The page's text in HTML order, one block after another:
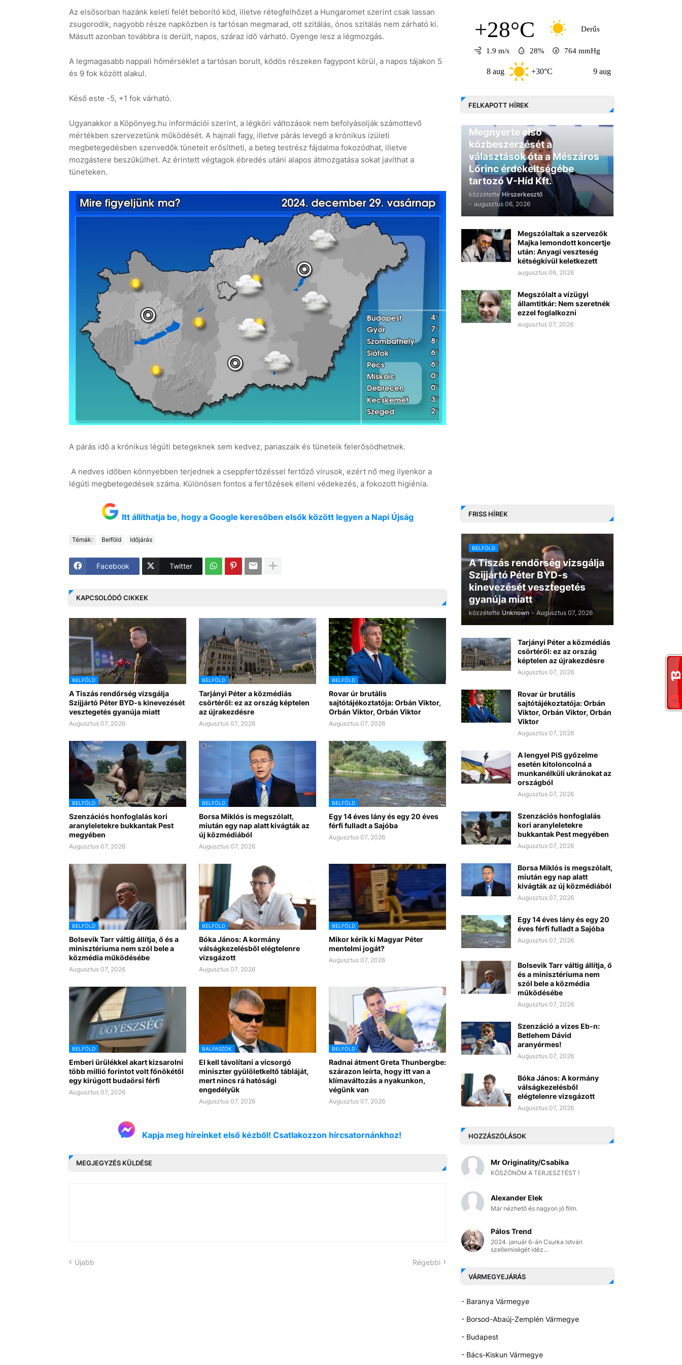
Az elsősorban hazánk keleti felét beborító köd, illetve rétegfelhőzet a Hungaromet szerint csak lassan
zsugorodik, nagyobb része napközben is tartósan megmarad, ott szitálás, ónos szitálás nem zárható ki.
Másutt azonban továbbra is derült, napos, száraz idő várható. Gyenge lesz a légmozgás.
A legmagasabb nappali hőmérséklet a tartósan borult, ködös részeken fagypont körül, a napos tájakon 5
és 9 fok között alakul.
Késő este -5, +1 fok várható.
Ugyanakkor a Köpönyeg.hu információi szerint, a légköri változások nem befolyásolják számottevő
mértékben szervezetünk működését. A hajnali fagy, illetve párás levegő a krónikus ízületi
megbetegedésben szenvedők tüneteit erősítheti, a beteg testrész fájdalma fokozódhat, illetve
mozgástere beszűkülhet. Az érintett végtagok ébredés utáni alapos átmozgatása sokat javíthat a
tüneteken.
A párás idő a krónikus légúti betegeknek sem kedvez, panaszaik és tüneteik felerősödhetnek.
A nedves időben könnyebben terjednek a cseppfertőzéssel fertőző vírusok, ezért nő meg ilyenkor a
légúti megbetegedések száma. Különösen fontos a fertőzések elleni védekezés, a fokozott higiénia.
Itt állíthatja be, hogy a Google keresőben elsők között legyen a Napi Újság
Témák: Belföld Időjárás
Facebook Twitter
KAPCSOLÓDÓ CIKKEK
BELFÖLD
A Tiszás rendőrség vizsgálja
Szijjártó Péter BYD-s kinevezését
vesztegetés gyanúja miatt
Augusztus 07, 2026
BELFÖLD
Tarjányi Péter a közmédiás
csörtéről: ez az ország képtelen
az újrakezdésre
Augusztus 07, 2026
BELFÖLD
Rovar úr brutális
sajtótájékoztatója: Orbán Viktor,
Orbán Viktor, Orbán Viktor
Augusztus 07, 2026
BELFÖLD
Szenzációs honfoglalás kori
aranyleletekre bukkantak Pest
megyében
Augusztus 07, 2026
BELFÖLD
Borsa Miklós is megszólalt,
miután egy nap alatt kivágták az
új közmédiából
Augusztus 07, 2026
BELFÖLD
Egy 14 éves lány és egy 20 éves
férfi fulladt a Sajóba
Augusztus 07, 2026
BELFÖLD
Bolsevik Tarr váltig állítja, ő és a
minisztériuma nem szól bele a
közmédia működésébe
Augusztus 07, 2026
BELFÖLD
Bóka János: A kormány
válságkezelésből elégtelenre
vizsgázott
Augusztus 07, 2026
BELFÖLD
Mikor kérik ki Magyar Péter
mentelmi jogát?
Augusztus 07, 2026
BELFÖLD
Emberi ürülékkel akart kizsarolni
több millió forintot volt főnökétől
egy kirúgott budaörsi férfi
Augusztus 07, 2026
BALFASZOK
El kell távolítani a vicsorgó
miniszter gyülöletkeltő tábláját,
mert nincs rá hatósági
engedélyük
Augusztus 07, 2026
BELFÖLD
Radnai átment Greta Thunbergbe:
szárazon leírta, hogy itt van a
klímaváltozás a nyakunkon,
végünk van
Augusztus 07, 2026
Kapja meg híreinket első kézből! Csatlakozzon hírcsatornánkhoz!
MEGJEGYZÉS KÜLDÉSE
Újabb Régebbi
+28°C Derűs
1.9 m/s 28% 764 mmHg
+30°C +30°C
FELKAPOTT HÍREK
Megnyerte első
közbeszerzését a
választások óta a Mészáros
Lőrinc érdekeltségébe
tartozó V-Híd Kft.
közzétette Hírszerkesztő
- augusztus 06, 2026
Megszólaltak a szervezők
Majka lemondott koncertje
után: Anyagi veszteség
kétségkívül keletkezett
augusztus 06, 2026
Megszólalt a vízügyi
államtitkár: Nem szeretnék
ezzel foglalkozni
augusztus 07, 2026
FRISS HÍREK
BELFÖLD
A Tiszás rendőrség vizsgálja
Szijjártó Péter BYD-s
kinevezését vesztegetés
gyanúja miatt
közzétette Unknown - Augusztus 07, 2026
Tarjányi Péter a közmédiás
csörtéről: ez az ország
képtelen az újrakezdésre
Augusztus 07, 2026
Rovar úr brutális
sajtótájékoztatója: Orbán
Viktor, Orbán Viktor, Orbán
Viktor
Augusztus 07, 2026
A lengyel PiS győzelme
esetén kitoloncolná a
munkanélküli ukránokat az
országból
Augusztus 07, 2026
Szenzációs honfoglalás
kori aranyleletekre
bukkantak Pest megyében
Augusztus 07, 2026
Borsa Miklós is megszólalt,
miután egy nap alatt
kivágták az új közmédiából
Augusztus 07, 2026
Egy 14 éves lány és egy 20
éves férfi fulladt a Sajóba
Augusztus 07, 2026
Bolsevik Tarr váltig állítja, ő
és a minisztériuma nem
szól bele a közmédia
működésébe
Augusztus 07, 2026
Szenzáció a vizes Eb-n:
Betlehem Dávid
aranyérmes!
Augusztus 07, 2026
Bóka János: A kormány
válságkezelésből
elégtelenre vizsgázott
Augusztus 07, 2026
HOZZÁSZÓLÁSOK
Mr Originality/Csabika
KÖSZÖNÖM A TERJESZTÉST !
Alexander Elek
Már nézhető és nagyon jó film.
Pálos Trend
2024. január 6-án Csurka István
szellemiségét idéz...
VÁRMEGYEJÁRÁS
- Baranya Vármegye
- Borsod-Abaúj-Zemplén Vármegye
- Budapest
- Bács-Kiskun Vármegye